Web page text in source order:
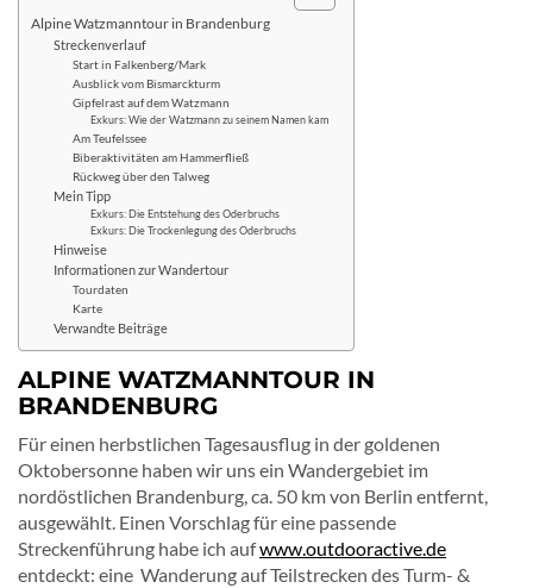
Alpine Watzmanntour in Brandenburg
Streckenverlauf
Start in Falkenberg/Mark
Ausblick vom Bismarckturm
Gipfelrast auf dem Watzmann
Exkurs: Wie der Watzmann zu seinem Namen kam
Am Teufelssee
Biberaktivitäten am Hammerfließ
Rückweg über den Talweg
Mein Tipp
Exkurs: Die Entstehung des Oderbruchs
Exkurs: Die Trockenlegung des Oderbruchs
Hinweise
Informationen zur Wandertour
Tourdaten
Karte
Verwandte Beiträge
ALPINE WATZMANNTOUR IN
BRANDENBURG
Für einen herbstlichen Tagesausflug in der goldenen
Oktobersonne haben wir uns ein Wandergebiet im
nordöstlichen Brandenburg, ca. 50 km von Berlin entfernt,
ausgewählt. Einen Vorschlag für eine passende
Streckenführung habe ich aufwww.outdooractive.de
entdeckt: eine Wanderung auf Teilstrecken des Turm- &